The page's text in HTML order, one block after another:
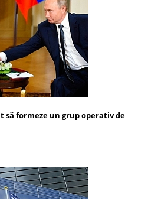
să formeze un grup operativ de